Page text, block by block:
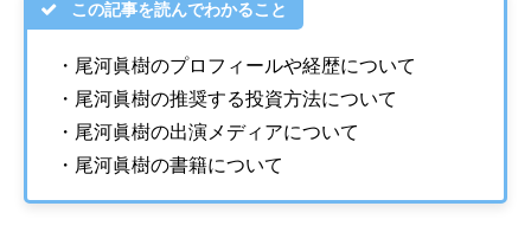
この記事を読んでわかること
・尾河眞樹のプロフィールや経歴について
・尾河眞樹の推奨する投資方法について
・尾河眞樹の出演メディアについて
・尾河眞樹の書籍について